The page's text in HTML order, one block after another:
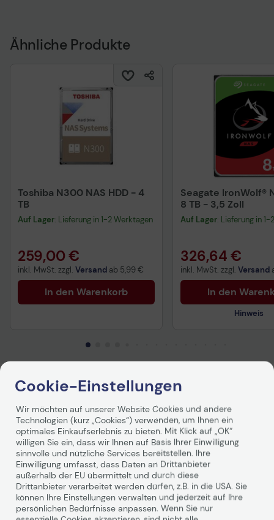
Ähnliche Produkte
Toshiba N300 NAS HDD - 4
TB
Auf Lager: Lieferung in 1-2 Werktagen
259,00 €
inkl. MwSt. zzgl. Versand ab 5,99 €
In den Warenkorb
Seagate IronWolf®
8 TB - 3,5 Zoll
Auf Lager: Lieferung in
326,64 €
inkl. MwSt. zzgl. Versand
In den
Hinweis
Technisches
Produktbeschreibung
Cookie-Einstellungen
Wir möchten auf unserer Website Cookies und andere
Technologien (kurz „Cookies“) verwenden, um Ihnen ein
optimales Einkaufserlebnis zu bieten. Mit Klick auf „OK“
willigen Sie ein, dass wir Ihnen auf Basis Ihrer Einwilligung
sinnvolle und nützliche Services bereitstellen. Ihre
Einwilligung umfasst, dass Daten an Drittanbieter
außerhalb der EU übermittelt und durch diese
Drittanbieter verarbeitet werden dürfen, z.B. in die USA. Sie
können Ihre Einstellungen verwalten und jederzeit auf Ihre
persönlichen Bedürfnisse anpassen. Wenn Sie nur